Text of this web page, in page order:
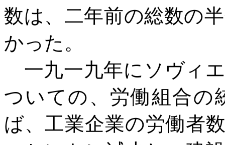
数は、二年前の総数の
かった。
一九一九年にソヴィ
ついての、労働組合の
ば、工業企業の労働者